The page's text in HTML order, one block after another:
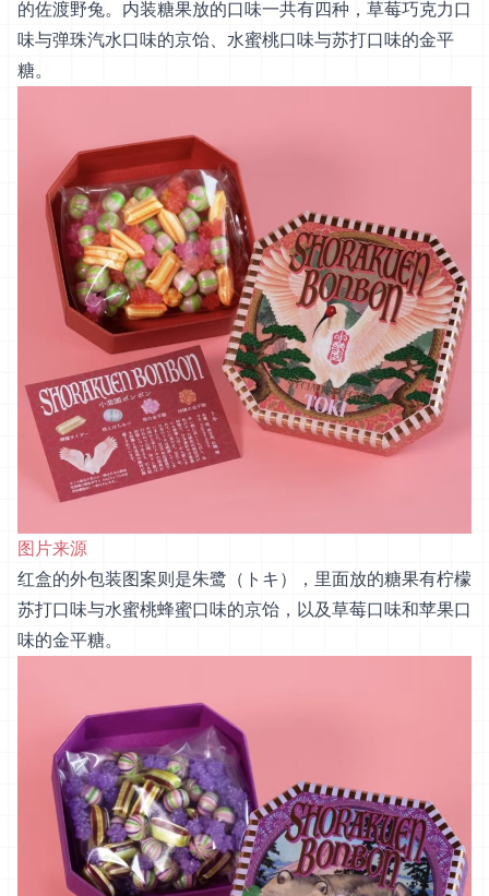
的佐渡野兔。内装糖果放的口味一共有四种，草莓巧克力口
味与弹珠汽水口味的京饴、水蜜桃口味与苏打口味的金平
糖。
图片来源
红盒的外包装图案则是朱鹭（トキ），里面放的糖果有柠檬
苏打口味与水蜜桃蜂蜜口味的京饴，以及草莓口味和苹果口
味的金平糖。